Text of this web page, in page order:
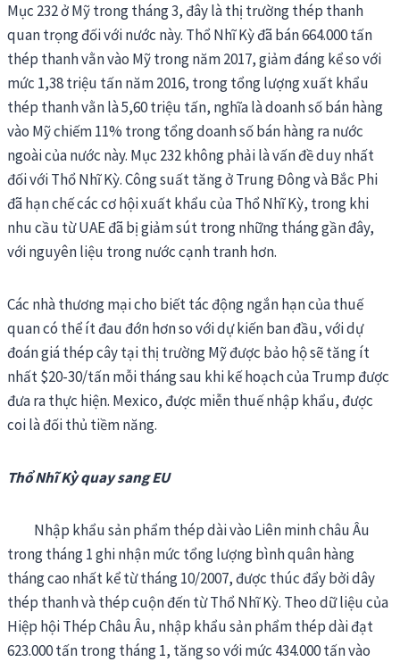
Mục 232 ở Mỹ trong tháng 3, đây là thị trường thép thanh
quan trọng đối với nước này. Thổ Nhĩ Kỳ đã bán 664.000 tấn
thép thanh vằn vào Mỹ trong năm 2017, giảm đáng kể so với
mức 1,38 triệu tấn năm 2016, trong tổng lượng xuất khẩu
thép thanh vằn là 5,60 triệu tấn, nghĩa là doanh số bán hàng
vào Mỹ chiếm 11% trong tổng doanh số bán hàng ra nước
ngoài của nước này. Mục 232 không phải là vấn đề duy nhất
đối với Thổ Nhĩ Kỳ. Công suất tăng ở Trung Đông và Bắc Phi
đã hạn chế các cơ hội xuất khẩu của Thổ Nhĩ Kỳ, trong khi
nhu cầu từ UAE đã bị giảm sút trong những tháng gần đây,
với nguyên liệu trong nước cạnh tranh hơn.
Các nhà thương mại cho biết tác động ngắn hạn của thuế
quan có thể ít đau đớn hơn so với dự kiến ban đầu, với dự
đoán giá thép cây tại thị trường Mỹ được bảo hộ sẽ tăng ít
nhất $20-30/tấn mỗi tháng sau khi kế hoạch của Trump được
đưa ra thực hiện. Mexico, được miễn thuế nhập khẩu, được
coi là đối thủ tiềm năng.
Thổ Nhĩ Kỳ quay sang EU
Nhập khẩu sản phẩm thép dài vào Liên minh châu Âu
trong tháng 1 ghi nhận mức tổng lượng bình quân hàng
tháng cao nhất kể từ tháng 10/2007, được thúc đẩy bởi dây
thép thanh và thép cuộn đến từ Thổ Nhĩ Kỳ. Theo dữ liệu của
Hiệp hội Thép Châu Âu, nhập khẩu sản phẩm thép dài đạt
623.000 tấn trong tháng 1, tăng so với mức 434.000 tấn vào